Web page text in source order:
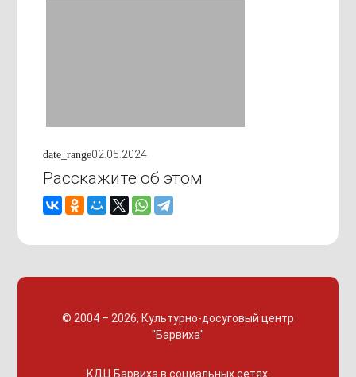
date_range02.05.2024
Расскажите об этом
© 2004 – 2026, Культурно-досуговый центр
"Барвиха"
КДЦ Барвиха в социальных сетях: